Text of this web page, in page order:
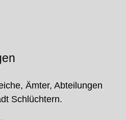
Ämter, Abteilungen
Schlüchtern.